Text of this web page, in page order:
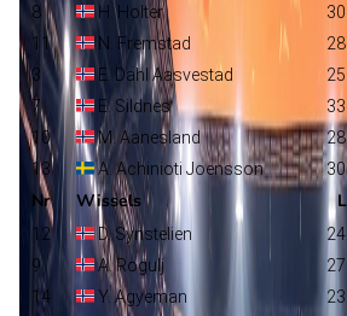
8
H. Holter 30
11
N. Fremstad 28
3
E. Dahl Aasvestad 25
7
E. Sildnes 33
10
M. Aanesland 28
13
A. Achinioti Joensson 30
Nr Wissels
12 D. Synstelien 24
9
A. Rogulj 27
14
Y. Agyeman 23